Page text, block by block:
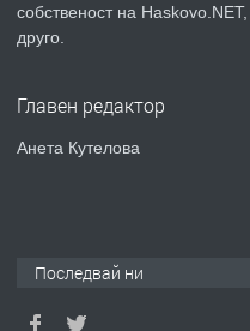
ПРЕДЛАГА
собственост на
друго.
Главен редактор
Анета Кутелова
Последвай ни